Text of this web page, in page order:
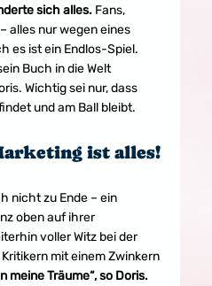
sich alles. Fans,
alles nur wegen eines
es ist ein Endlos-Spiel.
Buch in die Welt
Wichtig sei nur, dass
und am Ball bleibt.
ist alles!
nicht zu Ende – ein
oben auf ihrer
voller Witz bei der
mit einem Zwinkern
meine Träume“, so Doris.